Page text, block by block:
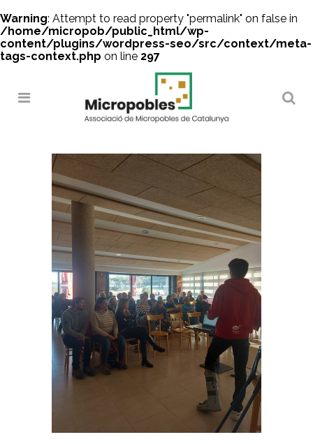
Warning: Attempt to read property "permalink" on false in
/home/micropob/public_html/wp-
content/plugins/wordpress-seo/src/context/meta-
tags-context.php on line 297